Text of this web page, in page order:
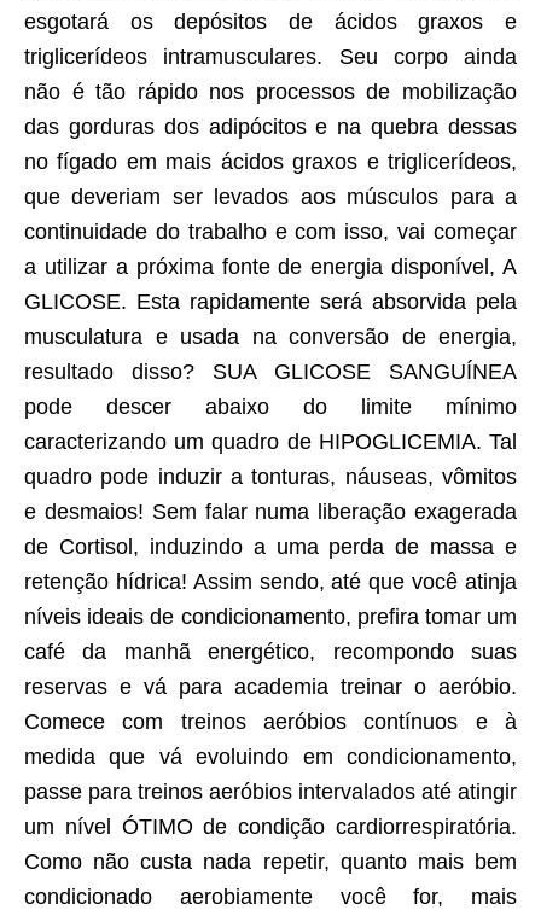
esgotará os depósitos de ácidos graxos e
triglicerídeos intramusculares. Seu corpo ainda
não é tão rápido nos processos de mobilização
das gorduras dos adipócitos e na quebra dessas
no fígado em mais ácidos graxos e triglicerídeos,
que deveriam ser levados aos músculos para a
continuidade do trabalho e com isso, vai começar
a utilizar a próxima fonte de energia disponível, A
GLICOSE. Esta rapidamente será absorvida pela
musculatura e usada na conversão de energia,
resultado disso? SUA GLICOSE SANGUÍNEA
pode descer abaixo do limite mínimo
caracterizando um quadro de HIPOGLICEMIA. Tal
quadro pode induzir a tonturas, náuseas, vômitos
e desmaios! Sem falar numa liberação exagerada
de Cortisol, induzindo a uma perda de massa e
retenção hídrica! Assim sendo, até que você atinja
níveis ideais de condicionamento, prefira tomar um
café da manhã energético, recompondo suas
reservas e vá para academia treinar o aeróbio.
Comece com treinos aeróbios contínuos e à
medida que vá evoluindo em condicionamento,
passe para treinos aeróbios intervalados até atingir
um nível ÓTIMO de condição cardiorrespiratória.
Como não custa nada repetir, quanto mais bem
condicionado aerobiamente você for, mais